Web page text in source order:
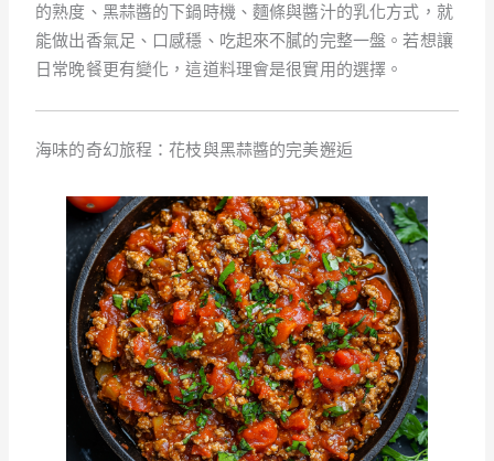
的熟度、黑蒜醬的下鍋時機、麵條與醬汁的乳化方式，就
能做出香氣足、口感穩、吃起來不膩的完整一盤。若想讓
日常晚餐更有變化，這道料理會是很實用的選擇。
海味的奇幻旅程：花枝與黑蒜醬的完美邂逅